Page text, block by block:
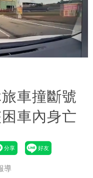
車撞斷號
車內身亡
導